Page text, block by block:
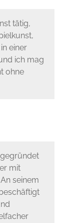
tätig,
einer
ich mag
ohne
gegründet
mit
seinem